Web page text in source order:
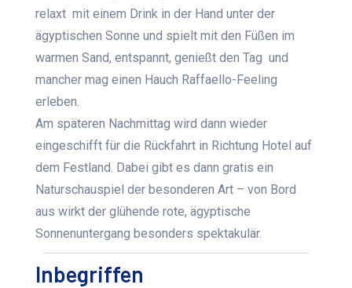
relaxt mit einem Drink in der Hand unter der
ägyptischen Sonne und spielt mit den Füßen im
warmen Sand, entspannt, genießt den Tag und
mancher mag einen Hauch Raffaello-Feeling
erleben.
Am späteren Nachmittag wird dann wieder
eingeschifft für die Rückfahrt in Richtung Hotel auf
dem Festland. Dabei gibt es dann gratis ein
Naturschauspiel der besonderen Art – von Bord
aus wirkt der glühende rote, ägyptische
Sonnenuntergang besonders spektakulär.
Inbegriffen